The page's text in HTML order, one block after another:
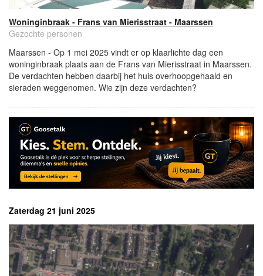
Woninginbraak - Frans van Mierisstraat - Maarssen
Gezochte personen
Maarssen - Op 1 mei 2025 vindt er op klaarlichte dag een
woninginbraak plaats aan de Frans van Mierisstraat in Maarssen.
De verdachten hebben daarbij het huis overhoopgehaald en
sieraden weggenomen. Wie zijn deze verdachten?
Zaterdag 21 juni 2025